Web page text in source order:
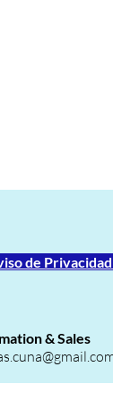
de Privacidad
& Sales